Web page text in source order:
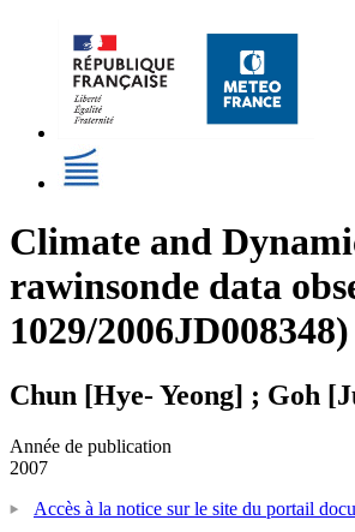
Climate and
rawinsonde data
1029/2006JD008348)
Chun [Hye- Yeong] ; Goh
Année de publication
2007
Accès à la notice sur le site du portail